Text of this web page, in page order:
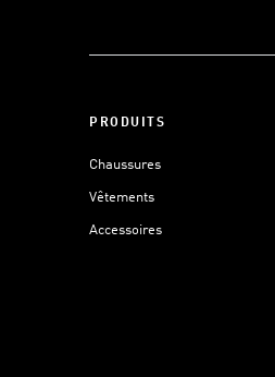
PRODUITS
Chaussures
Vêtements
Accessoires